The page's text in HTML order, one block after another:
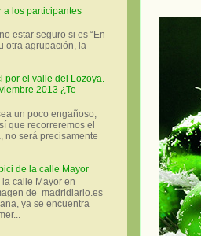
a los participantes
estar seguro si es “En
otra agrupación, la
por el valle del Lozoya.
2013 ¿Te
un poco engañoso,
que recorreremos el
no será precisamente
de la calle Mayor
la calle Mayor en
de madridiario.es
ya se encuentra